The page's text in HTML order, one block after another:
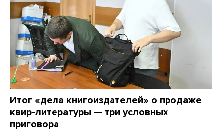
Итог «дела книгоиздателей» о продаже
квир-литературы — три условных
приговора